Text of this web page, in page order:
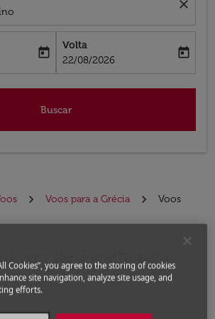
close
date-aria-label
today
Volta
fc-booking-return-date-aria-label
22/08/2026
today
Buscar
Voos para a Grécia
Voos
voo de Jacarta para
Cookies”, you agree to the storing of cookies
site navigation, analyze site usage, and
efforts.